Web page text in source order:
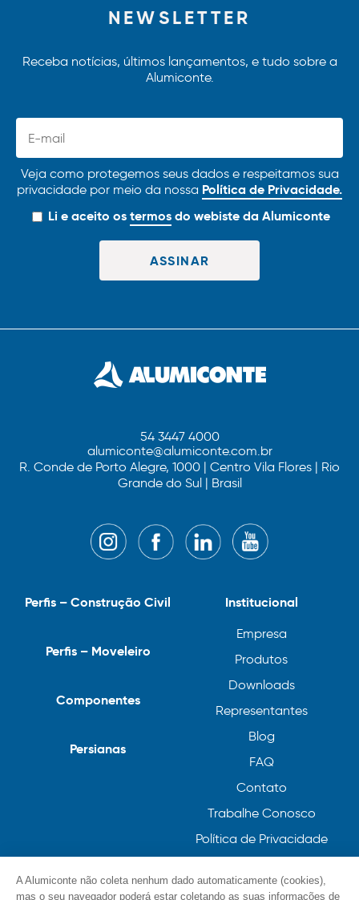
NEWSLETTER
Receba notícias, últimos lançamentos, e tudo sobre a
Alumiconte.
Veja como protegemos seus dados e respeitamos sua
privacidade por meio da nossa Política de Privacidade.
Li e aceito ostermosdo webiste da Alumiconte
54 3447 4000
alumiconte@alumiconte.com.br
R. Conde de Porto Alegre, 1000 | Centro Vila Flores | Rio
Grande do Sul | Brasil
Institucional
Empresa
Produtos
Downloads
Representantes
Blog
FAQ
Contato
Trabalhe Conosco
Política de Privacidade
Perfis – Construção Civil
Perfis – Moveleiro
Componentes
Persianas
A Alumiconte não coleta nenhum dado automaticamente (cookies),
mas o seu navegador poderá estar coletando as suas informações de